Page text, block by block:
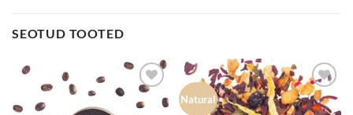
SEOTUD TOOTED
lemmikuks
Natural
Lisa
lemmikuks